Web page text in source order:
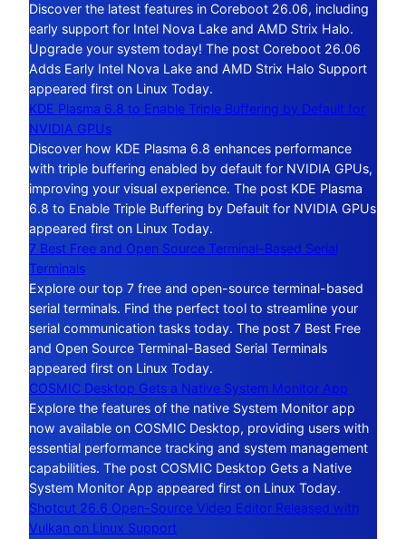
Discover the latest features in Coreboot 26.06, including
early support for Intel Nova Lake and AMD Strix Halo.
Upgrade your system today! The post Coreboot 26.06
Adds Early Intel Nova Lake and AMD Strix Halo Support
appeared first on Linux Today.
KDE Plasma 6.8 to Enable Triple Buffering by Default for
NVIDIA GPUs
Discover how KDE Plasma 6.8 enhances performance
with triple buffering enabled by default for NVIDIA GPUs,
improving your visual experience. The post KDE Plasma
6.8 to Enable Triple Buffering by Default for NVIDIA GPUs
appeared first on Linux Today.
7 Best Free and Open Source Terminal-Based Serial
Terminals
Explore our top 7 free and open-source terminal-based
serial terminals. Find the perfect tool to streamline your
serial communication tasks today. The post 7 Best Free
and Open Source Terminal-Based Serial Terminals
appeared first on Linux Today.
COSMIC Desktop Gets a Native System Monitor App
Explore the features of the native System Monitor app
now available on COSMIC Desktop, providing users with
essential performance tracking and system management
capabilities. The post COSMIC Desktop Gets a Native
System Monitor App appeared first on Linux Today.
Shotcut 26.6 Open-Source Video Editor Released with
Vulkan on Linux Support